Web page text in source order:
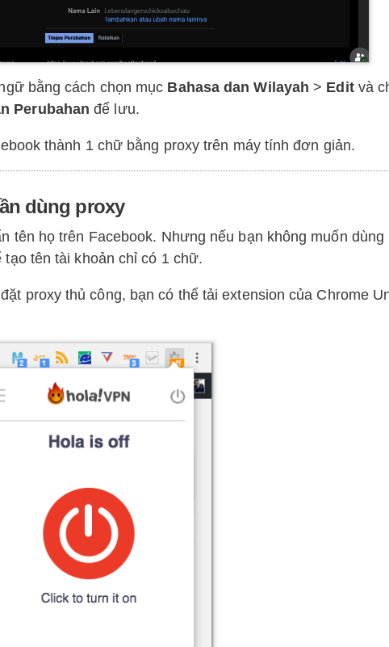
bằng cách chọn mục Bahasa dan Wilayah > Editvà
Perubahan để lưu.
thành 1 chữ bằng proxy trên máy tính đơn giản.
dùng proxy
tên họ trên Facebook. Nhưng nếu bạn không muốn dùng
tên tài khoản chỉ có 1 chữ.
proxy thủ công, bạn có thể tải extension của Chrome